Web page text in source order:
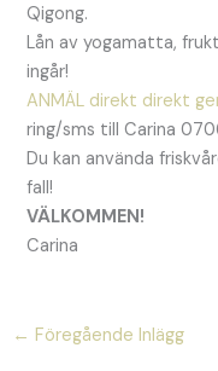
Qigong.
Lån av yogamatta,
ingår!
ANMÄL direkt direkt
ring/sms till Carina
Du kan använda
fall!
VÄLKOMMEN!
Carina
← Föregående Inlägg